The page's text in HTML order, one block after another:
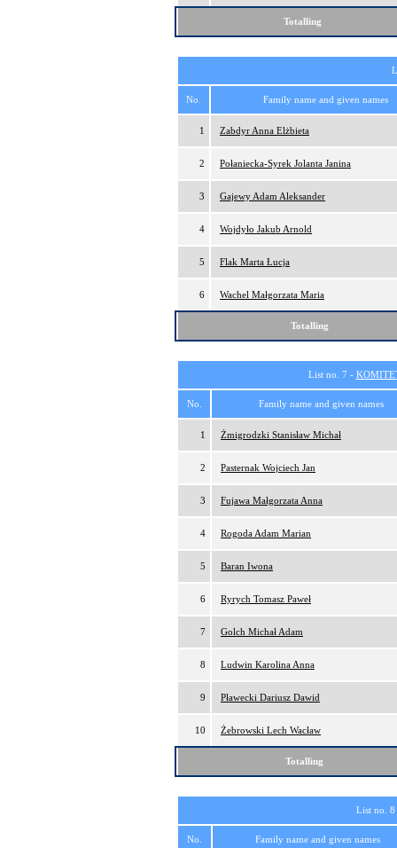
Totalling
No. Family name and given names
1 Zabdyr Anna Elżbieta
2 Połaniecka-Syrek Jolanta Janina
3 Gajewy Adam Aleksander
4 Wojdyło Jakub Arnold
5 Flak Marta Łucja
6 Wachel Małgorzata Maria
Totalling
List no. 7 -
No. Family name and given names
1 Żmigrodzki Stanisław Michał
2 Pasternak Wojciech Jan
3 Fujawa Małgorzata Anna
4 Rogoda Adam Marian
5 Baran Iwona
6 Ryrych Tomasz Paweł
7 Golch Michał Adam
8 Ludwin Karolina Anna
9 Pławecki Dariusz Dawid
10 Żebrowski Lech Wacław
Totalling
List no.
No. Family name and given names